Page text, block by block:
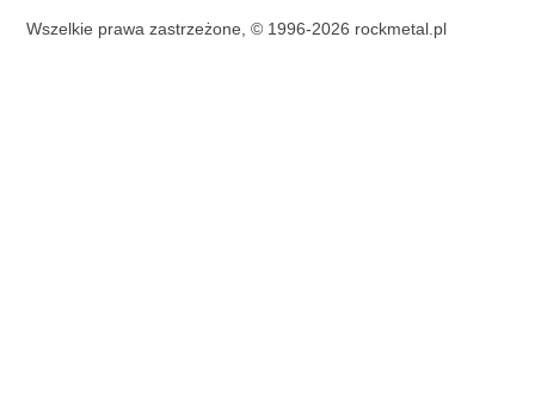
Wszelkie prawa zastrzeżone, © 1996-2026 rockmetal.pl